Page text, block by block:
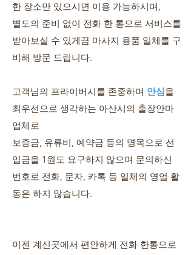
한 장소만 있으시면 이용 가능하시며,
별도의 준비 없이 전화 한 통으로 서비스를
받아보실 수 있게끔 마사지 용품 일체를 구
비해 방문 드립니다.
​고객님의 프라이버시를 존중하며 안심을
최우선으로 생각하는 아산시의 출장안마
업체로
보증금, 유류비, 예약금 등의 명목으로 선
입금을 1원도 요구하지 않으며 문의하신
번호로 전화, 문자, 카톡 등 일체의 영업 활
동은 하지 않습니다.
이젠 계신곳에서 편안하게 전화 한통으로